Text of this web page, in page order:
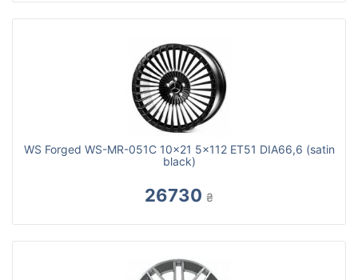
WS Forged WS-MR-051C 10x21 5x112 ET51 DIA66,6 (satin
black)
26730 ₴